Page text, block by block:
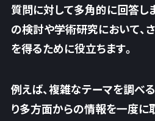
質問に対して多角的に回答し
の検討や学術研究において、
を得るために役立ちます。
例えば、複雑なテーマを調べ
り多方面からの情報を一度に